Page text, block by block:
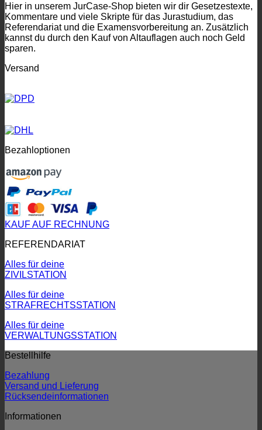
Hier in unserem JurCase-Shop bieten wir dir Gesetzestexte,
Kommentare und viele Skripte für das Jurastudium, das
Referendariat und die Examensvorbereitung an. Zusätzlich
kannst du durch den Kauf von Altauflagen auch noch Geld
sparen.
Versand
Bezahloptionen
KAUF AUF RECHNUNG
REFERENDARIAT
Alles für deine
ZIVILSTATION
Alles für deine
STRAFRECHTSSTATION
Alles für deine
VERWALTUNGSSTATION
Bestellhilfe
Bezahlung
Versand und Lieferung
Rücksendeinformationen
Informationen